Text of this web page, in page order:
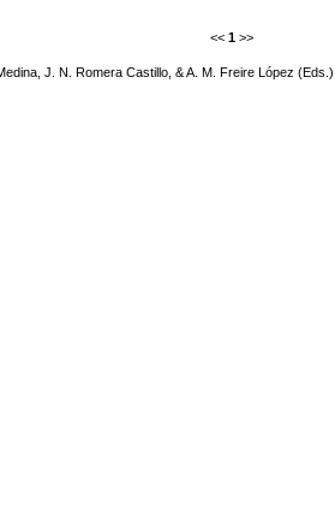
<< 1 >>
J. N. Romera Castillo, & A. M. Freire López (Eds.),